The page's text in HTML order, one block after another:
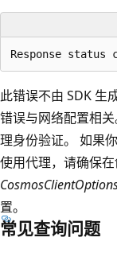
此错误不由 SDK 生
错误与网络配置相
理身份验证。 如果
使用代理，请确保
置。
常见查询问题